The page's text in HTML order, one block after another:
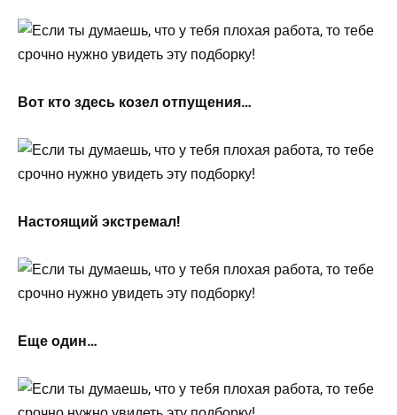
Вот кто здесь козел отпущения…
Настоящий экстремал!
Еще один…